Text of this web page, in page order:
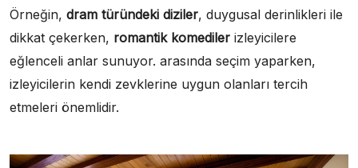
Örneğin, dram türündeki diziler, duygusal derinlikleri ile
dikkat çekerken, romantik komediler izleyicilere
eğlenceli anlar sunuyor. arasında seçim yaparken,
izleyicilerin kendi zevklerine uygun olanları tercih
etmeleri önemlidir.